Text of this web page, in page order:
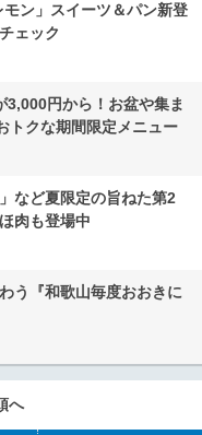
ン」スイーツ＆パン新登
ェック
3,000円から！お盆や集ま
トクな期間限定メニュー
など夏限定の旨ねた第2
肉も登場中
う『和歌山毎度おおきに
へ